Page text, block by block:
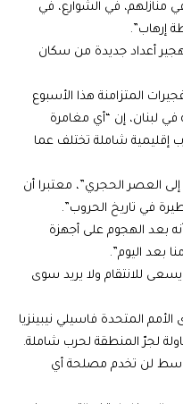
منازلهم، في الشوارع، في
إرهاب”.
أعداد جديدة من سكان
المتزامنة هذا الأسبوع
في لبنان، إن “أي مغامرة
إقليمية شاملة تختلف عما
العصر الحجري”، معتبرا أن
في تاريخ الحروب”.
بعد الهجوم على أجهزة
بعد اليوم”.
للانتقام ولا يريد سوى
المتحدة فاسيلي نيبينزيا
لجرّ المنطقة لحرب شاملة.
لن تخدم مصلحة أي